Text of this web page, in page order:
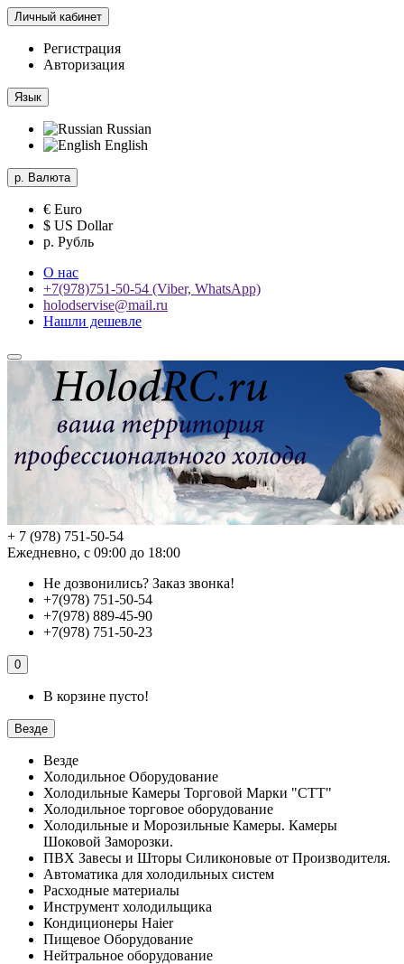
Личный кабинет
Регистрация
Авторизация
Язык
Russian
English
р. Валюта
€ Euro
$ US Dollar
р. Рубль
О нас
+7(978)751-50-54 (Viber, WhatsApp)
holodservise@mail.ru
Нашли дешевле
+ 7 (978) 751-50-54
Ежедневно, с 09:00 до 18:00
Не дозвонились? Заказ звонка!
+7(978) 751-50-54
+7(978) 889-45-90
+7(978) 751-50-23
0
В корзине пусто!
Везде
Везде
Холодильное Оборудование
Холодильные Камеры Торговой Марки "СТТ"
Холодильное торговое оборудование
Холодильные и Морозильные Камеры. Камеры
Шоковой Заморозки.
ПВХ Завесы и Шторы Силиконовые от Производителя.
Автоматика для холодильных систем
Расходные материалы
Инструмент холодильщика
Кондиционеры Haier
Пищевое Оборудование
Нейтральное оборудование